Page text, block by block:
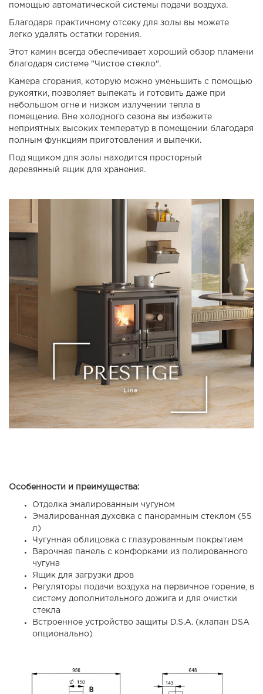
помощью автоматической системы подачи воздуха.
Благодаря практичному отсеку для золы вы можете
легко удалять остатки горения.
Этот камин всегда обеспечивает хороший обзор пламени
благодаря системе "Чистое стекло".
Камера сгорания, которую можно уменьшить с помощью
рукоятки, позволяет выпекать и готовить даже при
небольшом огне и низком излучении тепла в
помещение. Вне холодного сезона вы избежите
неприятных высоких температур в помещении благодаря
полным функциям приготовления и выпечки.
Под ящиком для золы находится просторный
деревянный ящик для хранения.
Особенности и преимущества:
Отделка эмалированным чугуном
Эмалированная духовка с панорамным стеклом (55
л)
Чугунная облицовка с глазурованным покрытием
Варочная панель с конфорками из полированного
чугуна
Ящик для загрузки дров
Регуляторы подачи воздуха на первичное горение, в
систему дополнительного дожига и для очистки
стекла
Встроенное устройство защиты D.S.A. (клапан DSA
опционально)